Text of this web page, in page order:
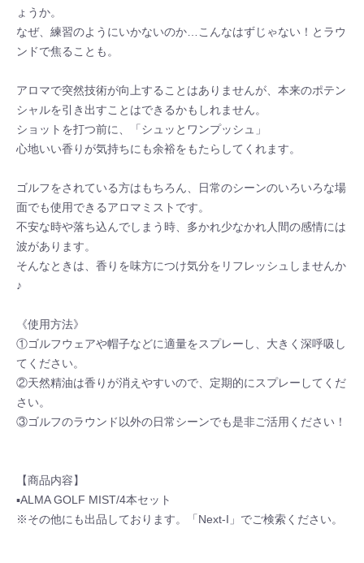
ょうか。
なぜ、練習のようにいかないのか…こんなはずじゃない！とラウ
ンドで焦ることも。
アロマで突然技術が向上することはありませんが、本来のポテン
シャルを引き出すことはできるかもしれません。
ショットを打つ前に、「シュッとワンプッシュ」
心地いい香りが気持ちにも余裕をもたらしてくれます。
ゴルフをされている方はもちろん、日常のシーンのいろいろな場
面でも使用できるアロマミストです。
不安な時や落ち込んでしまう時、多かれ少なかれ人間の感情には
波があります。
そんなときは、香りを味方につけ気分をリフレッシュしませんか
♪
《使用方法》
①ゴルフウェアや帽子などに適量をスプレーし、大きく深呼吸し
てください。
②天然精油は香りが消えやすいので、定期的にスプレーしてくだ
さい。
③ゴルフのラウンド以外の日常シーンでも是非ご活用ください！
【商品内容】
▪ALMA GOLF MIST/4本セット
※その他にも出品しております。「Next-I」でご検索ください。